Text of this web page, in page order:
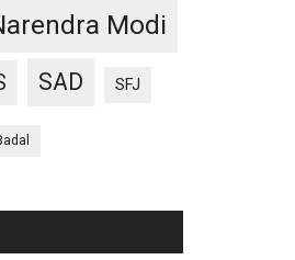
Modi
SAD SFJ